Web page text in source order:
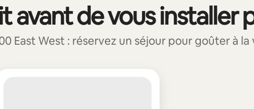
avant de vous installer
East West : réservez un séjour pour goûter à la